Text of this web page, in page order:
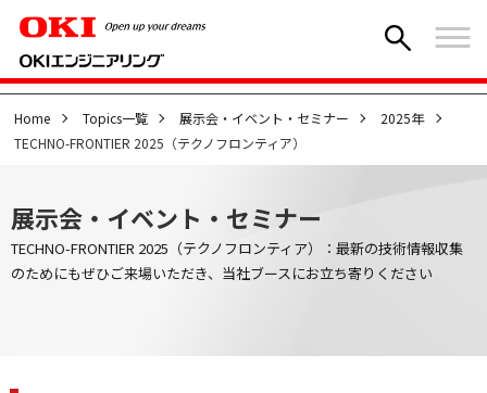
Home Topics一覧 展示会・イベント・セミナー
2025年
TECHNO-FRONTIER 2025（テクノフロンティア）
展示会・イベント・セミナー
TECHNO-FRONTIER 2025（テクノフロンティア）：最新の技術情報収集
のためにもぜひご来場いただき、当社ブースにお立ち寄りください